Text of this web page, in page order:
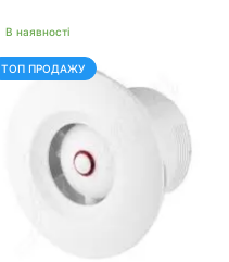
В наявності
ТОП ПРОДАЖУ